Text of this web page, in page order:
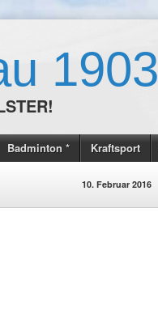
1903
Badminton * Kraftsport
10. Februar 2016